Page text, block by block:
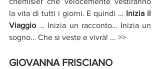
la vita di tutti i giorni. E quindi … Inizia il
Viaggio … Inizia un racconto… Inizia un
sogno… Che si veste e vivrà! ... >>
GIOVANNA FRISCIANO